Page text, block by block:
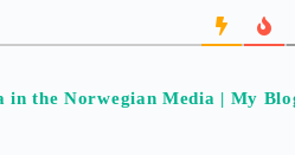
in the Norwegian Media | My